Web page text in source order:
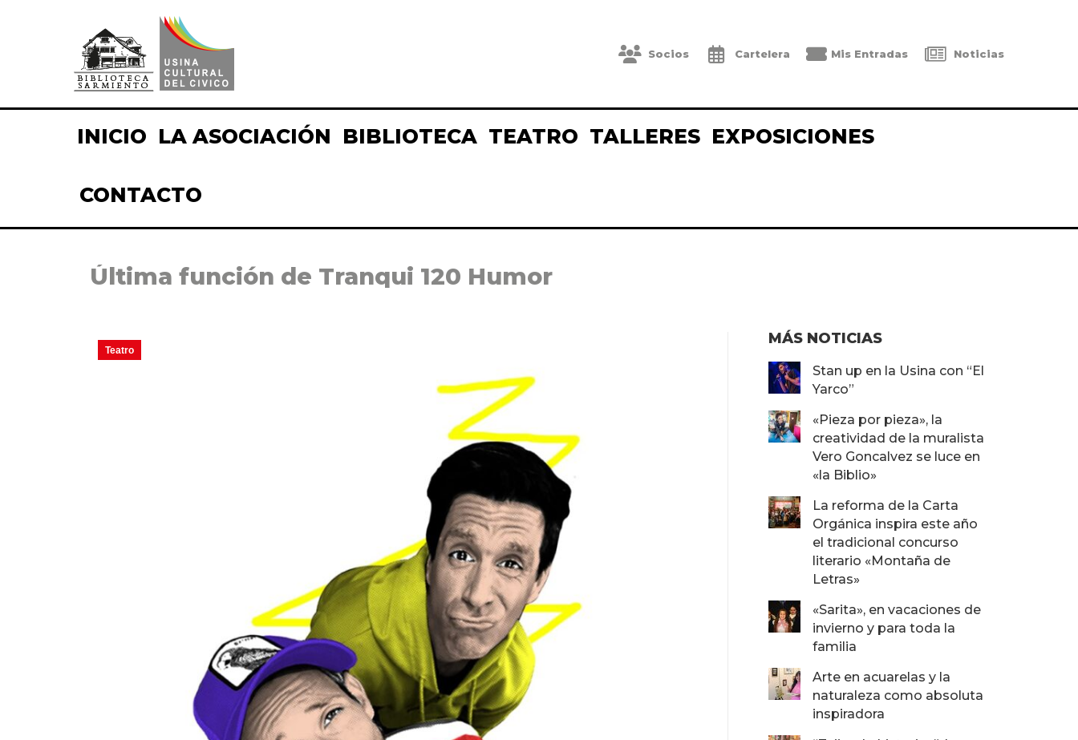
Socios Cartelera Mis Entradas Noticias
INICIO LA ASOCIACIÓN BIBLIOTECA TEATRO TALLERES EXPOSICIONES
CONTACTO
Última función de Tranqui 120 Humor
Teatro
MÁS NOTICIAS
Stan up en la Usina con “El
Yarco”
«Pieza por pieza», la
creatividad de la muralista
Vero Goncalvez se luce en
«la Biblio»
La reforma de la Carta
Orgánica inspira este año
el tradicional concurso
literario «Montaña de
Letras»
«Sarita», en vacaciones de
invierno y para toda la
familia
Arte en acuarelas y la
naturaleza como absoluta
inspiradora